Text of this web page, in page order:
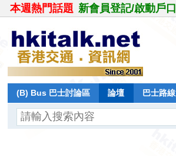
本週熱門話題 新會員登記/啟動戶
(B) Bus 巴士討論區 論壇 巴士路